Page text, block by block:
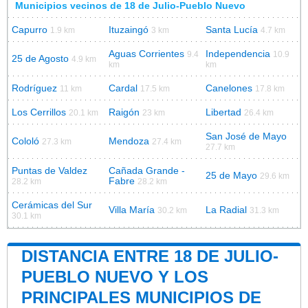
Municipios vecinos de 18 de Julio-Pueblo Nuevo
Capurro 1.9 km Ituzaingó 3 km Santa Lucía 4.7 km
25 de Agosto 4.9 km Aguas Corrientes 9.4
km
Independencia 10.9
km
Rodríguez 11 km Cardal 17.5 km Canelones 17.8 km
Los Cerrillos 20.1 km Raigón 23 km Libertad 26.4 km
Cololó 27.3 km Mendoza 27.4 km San José de Mayo
27.7 km
Puntas de Valdez
28.2 km
Cañada Grande -
Fabre 28.2 km
25 de Mayo 29.6 km
Cerámicas del Sur
30.1 km
Villa María 30.2 km La Radial 31.3 km
DISTANCIA ENTRE 18 DE JULIO-
PUEBLO NUEVO Y LOS
PRINCIPALES MUNICIPIOS DE